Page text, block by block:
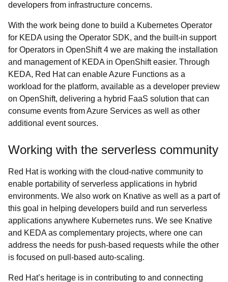
developers from infrastructure concerns.
With the work being done to build a Kubernetes Operator
for KEDA using the Operator SDK, and the built-in support
for Operators in OpenShift 4 we are making the installation
and management of KEDA in OpenShift easier. Through
KEDA, Red Hat can enable Azure Functions as a
workload for the platform, available as a developer preview
on OpenShift, delivering a hybrid FaaS solution that can
consume events from Azure Services as well as other
additional event sources.
Working with the serverless community
Red Hat is working with the cloud-native community to
enable portability of serverless applications in hybrid
environments. We also work on Knative as well as a part of
this goal in helping developers build and run serverless
applications anywhere Kubernetes runs. We see Knative
and KEDA as complementary projects, where one can
address the needs for push-based requests while the other
is focused on pull-based auto-scaling.
Red Hat’s heritage is in contributing to and connecting